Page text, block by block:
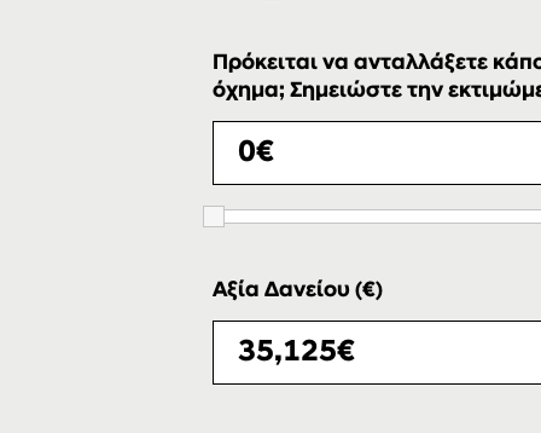
Πρόκειται να ανταλλάξετε
όχημα; Σημειώστε την
Αξία Δανείου (€)